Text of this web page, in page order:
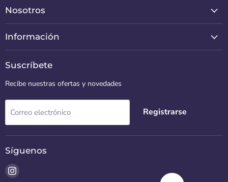
Nosotros
Información
Suscríbete
Recibe nuestras ofertas y novedades
Correo electrónico Registrarse
Síguenos
Encuéntrenos